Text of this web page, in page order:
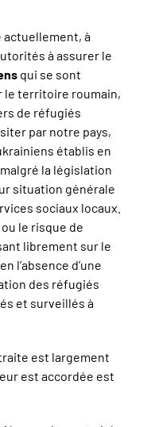
actuellement, à
à assurer le
qui se sont
le territoire roumain,
de réfugiés
par notre pays,
établis en
la législation
situation générale
sociaux locaux.
le risque de
librement sur le
l’absence d’une
des réfugiés
et surveillés à
est largement
est accordée est